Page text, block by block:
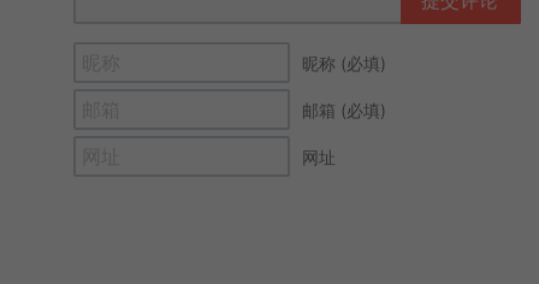
昵称 (必填)
邮箱 (必填)
网址